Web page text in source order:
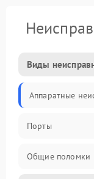
Виды
Аппаратные
Порты
Общие поломки